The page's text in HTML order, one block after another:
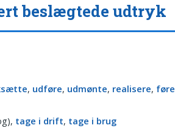
beslægtede udtryk
, udføre, udmønte, realisere,
tage i drift, tage i brug